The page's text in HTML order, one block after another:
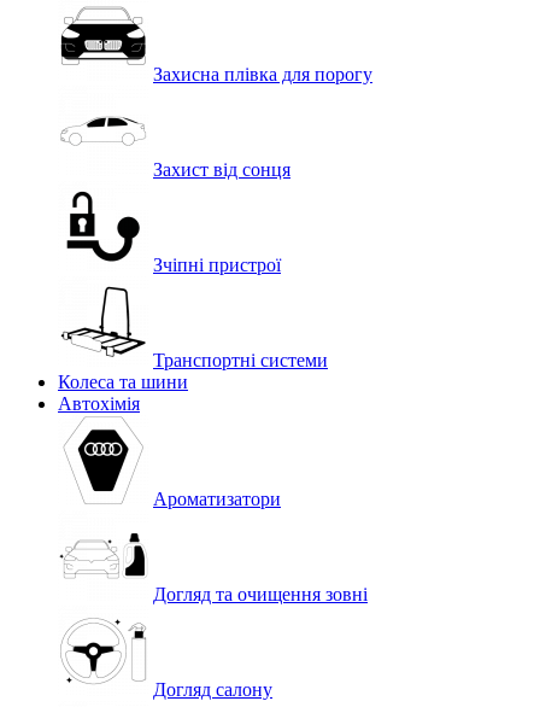
Захисна плівка для порогу
Захист від сонця
Зчіпні пристрої
Транспортні системи
Колеса та шини
Автохімія
Ароматизатори
Догляд та очищення зовні
Догляд салону